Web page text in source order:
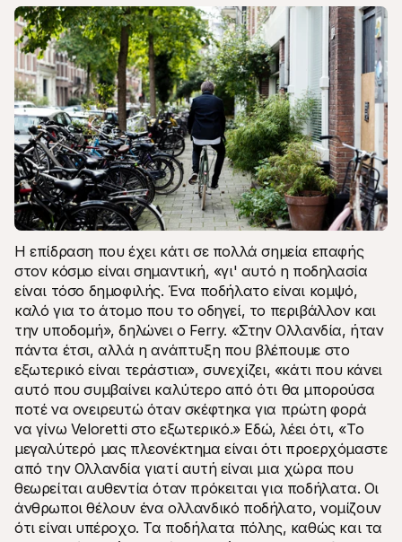
Η επίδραση που έχει κάτι σε πολλά σημεία επαφής
στον κόσμο είναι σημαντική, «γι' αυτό η ποδηλασία
είναι τόσο δημοφιλής. Ένα ποδήλατο είναι κομψό,
καλό για το άτομο που το οδηγεί, το περιβάλλον και
την υποδομή», δηλώνει ο Ferry. «Στην Ολλανδία, ήταν
πάντα έτσι, αλλά η ανάπτυξη που βλέπουμε στο
εξωτερικό είναι τεράστια», συνεχίζει, «κάτι που κάνει
αυτό που συμβαίνει καλύτερο από ότι θα μπορούσα
ποτέ να ονειρευτώ όταν σκέφτηκα για πρώτη φορά
να γίνω Veloretti στο εξωτερικό.» Εδώ, λέει ότι, «Το
μεγαλύτερό μας πλεονέκτημα είναι ότι προερχόμαστε
από την Ολλανδία γιατί αυτή είναι μια χώρα που
θεωρείται αυθεντία όταν πρόκειται για ποδήλατα. Οι
άνθρωποι θέλουν ένα ολλανδικό ποδήλατο, νομίζουν
ότι είναι υπέροχο. Τα ποδήλατα πόλης, καθώς και τα